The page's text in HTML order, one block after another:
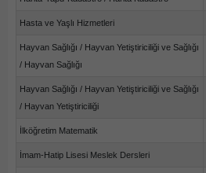
Hasta ve Yaşlı Hizmetleri
Hayvan Sağlığı / Hayvan Yetiştiriciliği ve Sağlığı
/ Hayvan Sağlığı
Hayvan Sağlığı / Hayvan Yetiştiriciliği ve Sağlığı
/ Hayvan Yetiştiriciliği
İlköğretim Matematik
İmam-Hatip Lisesi Meslek Dersleri